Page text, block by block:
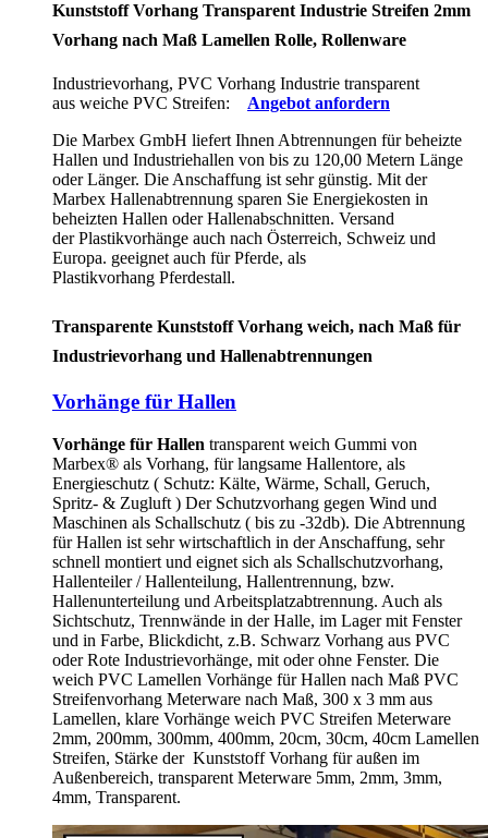
Kunststoff Vorhang Transparent Industrie Streifen 2mm
Vorhang nach Maß Lamellen Rolle, Rollenware
Industrievorhang, PVC Vorhang Industrie transparent
aus weiche PVC Streifen:
Angebot anfordern
Die Marbex GmbH liefert Ihnen Abtrennungen für beheizte
Hallen und Industriehallen von bis zu 120,00 Metern Länge
oder Länger. Die Anschaffung ist sehr günstig. Mit der
Marbex Hallenabtrennung sparen Sie Energiekosten in
beheizten Hallen oder Hallenabschnitten. Versand
der Plastikvorhänge auch nach Österreich, Schweiz und
Europa. geeignet auch für Pferde, als
Plastikvorhang Pferdestall.
Transparente Kunststoff Vorhang weich, nach Maß für
Industrievorhang und Hallenabtrennungen
Vorhänge für Hallen
Vorhänge für Hallen transparent weich Gummi von
Marbex® als Vorhang, für langsame Hallentore, als
Energieschutz ( Schutz: Kälte, Wärme, Schall, Geruch,
Spritz- & Zugluft ) Der Schutzvorhang gegen Wind und
Maschinen als Schallschutz ( bis zu -32db). Die Abtrennung
für Hallen ist sehr wirtschaftlich in der Anschaffung, sehr
schnell montiert und eignet sich als Schallschutzvorhang,
Hallenteiler /Hallenteilung, Hallentrennung, bzw.
Hallenunterteilung und Arbeitsplatzabtrennung. Auch als
Sichtschutz, Trennwände in der Halle, im Lager mit Fenster
und in Farbe, Blickdicht, z.B. Schwarz Vorhang aus PVC
oder Rote Industrievorhänge, mit oder ohne Fenster. Die
weich PVC Lamellen Vorhänge für Hallen nach Maß PVC
Streifenvorhang Meterware nach Maß, 300 x 3 mm aus
Lamellen, klare Vorhänge weich PVC Streifen Meterware
2mm, 200mm, 300mm, 400mm, 20cm, 30cm, 40cm Lamellen
Streifen, Stärke der Kunststoff Vorhang für außen im
Außenbereich, transparent Meterware 5mm, 2mm, 3mm,
4mm, Transparent.